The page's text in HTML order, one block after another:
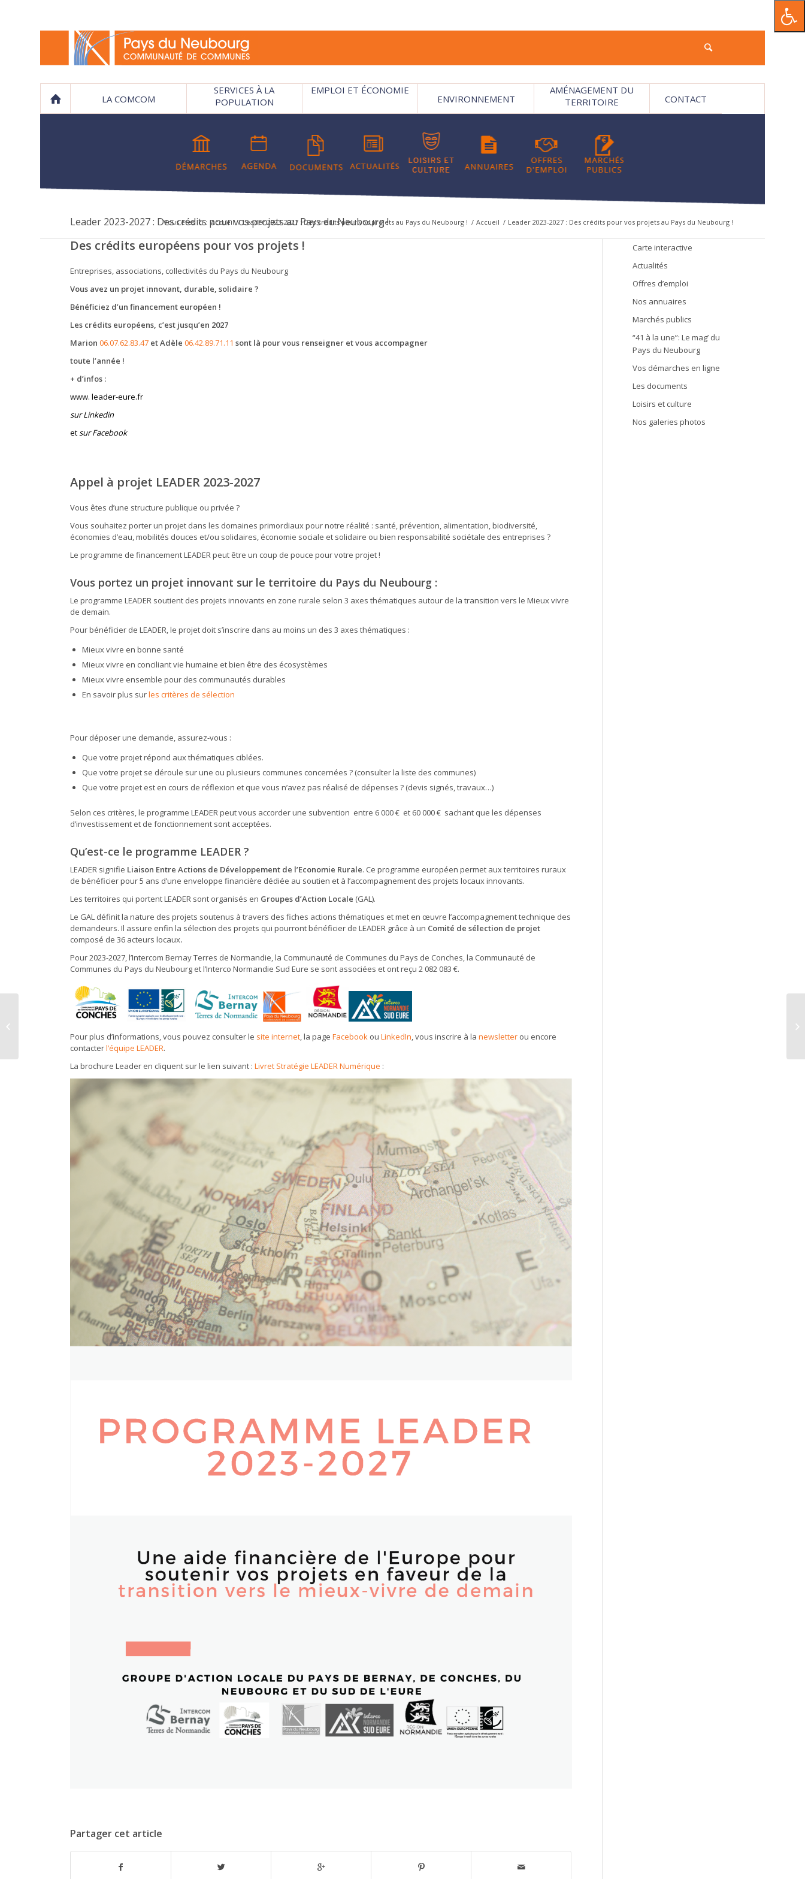
LA COMCOM
SERVICES À LA
POPULATION
EMPLOI ET ÉCONOMIE
ENVIRONNEMENT
AMÉNAGEMENT DU
TERRITOIRE
CONTACT
Leader 2023-2027 : Des crédits pour vos projets au Pays du Neubourg !
Vous êtes ici : Accueil / Leader 2023-2027 : Des crédits pour vos projets au Pays du Neubourg ! / Accueil / Leader 2023-2027 : Des crédits pour vos projets au Pays du Neubourg !
Des crédits européens pour vos projets !
Entreprises, associations, collectivités du Pays du Neubourg
Vous avez un projet innovant, durable, solidaire ?
Bénéficiez d’un financement européen !
Les crédits européens, c’est jusqu’en 2027
Marion06.07.62.83.47 et Adèle06.42.89.71.11 sont là pour vous renseigner et vous accompagner
toute l’année !
+ d’infos :
www. leader-eure.fr
sur Linkedin
etsur Facebook
Appel à projet LEADER 2023-2027
Vous êtes d’une structure publique ou privée ?
Vous souhaitez porter un projet dans les domaines primordiaux pour notre réalité : santé, prévention, alimentation, biodiversité,
économies d’eau, mobilités douces et/ou solidaires, économie sociale et solidaire ou bien responsabilité sociétale des entreprises ?
Le programme de financement LEADER peut être un coup de pouce pour votre projet !
Vous portez un projet innovant sur le territoire du Pays du Neubourg :
Le programme LEADER soutient des projets innovants en zone rurale selon 3 axes thématiques autour de la transition vers le Mieux vivre
de demain.
Pour bénéficier de LEADER, le projet doit s’inscrire dans au moins un des 3 axes thématiques :
Mieux vivre en bonne santé
Mieux vivre en conciliant vie humaine et bien être des écosystèmes
Mieux vivre ensemble pour des communautés durables
En savoir plus surles critères de sélection
Pour déposer une demande, assurez-vous :
Que votre projet répond aux thématiques ciblées.
Que votre projet se déroule sur une ou plusieurs communes concernées ? (consulter la liste des communes)
Que votre projet est en cours de réflexion et que vous n’avez pas réalisé de dépenses ? (devis signés, travaux…)
Selon ces critères, le programme LEADER peut vous accorder une subvention entre 6 000 € et 60 000 € sachant que les dépenses
d’investissement et de fonctionnement sont acceptées.
Qu’est-ce le programme LEADER ?
LEADER signifie Liaison Entre Actions de Développement de l’Economie Rurale. Ce programme européen permet aux territoires ruraux
de bénéficier pour 5 ans d’une enveloppe financière dédiée au soutien et à l’accompagnement des projets locaux innovants.
Les territoires qui portent LEADER sont organisés en Groupes d’Action Locale (GAL).
Le GAL définit la nature des projets soutenus à travers des fiches actions thématiques et met en œuvre l’accompagnement technique des
demandeurs. Il assure enfin la sélection des projets qui pourront bénéficier de LEADER grâce à un Comité de sélection de projet
composé de 36 acteurs locaux.
Pour 2023-2027, l’Intercom Bernay Terres de Normandie, la Communauté de Communes du Pays de Conches, la Communauté de
Communes du Pays du Neubourg et l’Interco Normandie Sud Eure se sont associées et ont reçu 2 082 083 €.
Pour plus d’informations, vous pouvez consulter le site internet, la pageFacebook ouLinkedIn, vous inscrire à lanewsletter ou encore
contacterl’équipe LEADER.
La brochure Leader en cliquent sur le lien suivant :Livret Stratégie LEADER Numérique :
Partager cet article
Carte interactive
Actualités
Offres d’emploi
Nos annuaires
Marchés publics
“41 à la une”: Le mag’ du
Pays du Neubourg
Vos démarches en ligne
Les documents
Loisirs et culture
Nos galeries photos
Fermeture point vert :